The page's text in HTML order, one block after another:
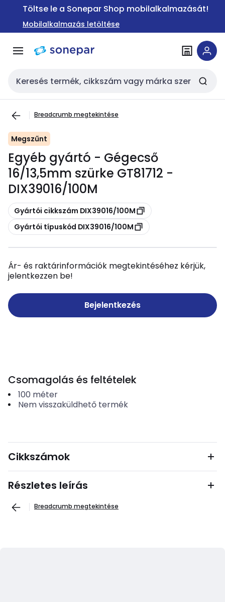
Ugrás a
Ugrás a
tartalomra
Töltse le a Sonepar Shop mobilalkalmazását!
Mobilalkalmazás letöltése
Keresési bemenet
Breadcrumb megtekintése
Megszűnt
Egyéb gyártó - Gégecső
16/13,5mm szürke GT81712 -
DIX39016/100M
Másolás
Gyártói cikkszám DIX39016/100M
Másolás
Gyártói típuskód DIX39016/100M
Ár- és raktárinformációk megtekintéséhez kérjük,
jelentkezzen be!
Bejelentkezés
Csomagolás és feltételek
100 méter
Nem visszaküldhető termék
Cikkszámok
Részletes leírás
Breadcrumb megtekintése